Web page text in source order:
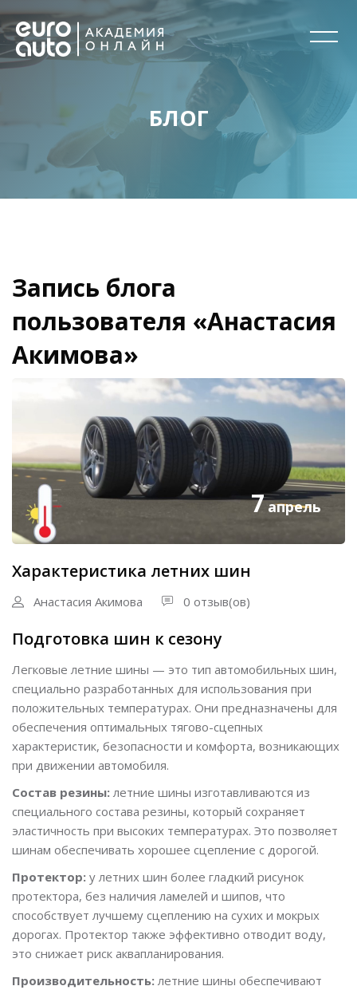
БЛОГ
Блоки
Запись блога
пользователя «Анастасия
Акимова»
7апрель
Характеристика летних шин
Анастасия Акимова 0 отзыв(ов)
Подготовка шин к сезону
Легковые летние шины — это тип автомобильных шин,
специально разработанных для использования при
положительных температурах. Они предназначены для
обеспечения оптимальных тягово-сцепных
характеристик, безопасности и комфорта, возникающих
при движении автомобиля.
Состав резины: летние шины изготавливаются из
специального состава резины, который сохраняет
эластичность при высоких температурах. Это позволяет
шинам обеспечивать хорошее сцепление с дорогой.
Протектор: у летних шин более гладкий рисунок
протектора, без наличия ламелей и шипов, что
способствует лучшему сцеплению на сухих и мокрых
дорогах. Протектор также эффективно отводит воду,
это снижает риск аквапланирования.
Производительность: летние шины обеспечивают